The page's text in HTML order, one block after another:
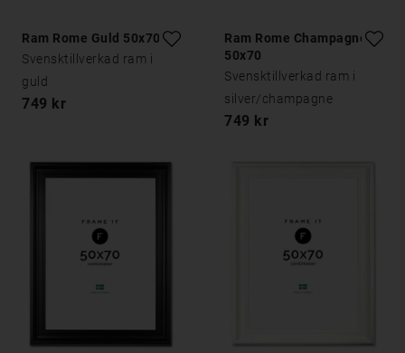
Ram Rome Guld 50x70
Svensktillverkad ram i
guld
749 kr
Ram Rome Champagne
50x70
Svensktillverkad ram i
silver/champagne
749 kr